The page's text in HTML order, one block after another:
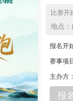
比赛开
地点：
报名开
赛事项
主办方
报